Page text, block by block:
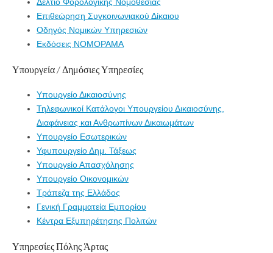
Επιθεώρηση Συγκοινωνιακού Δίκαιου
Οδηγός Νομικών Υπηρεσιών
Εκδόσεις ΝΟΜΟΡΑΜΑ
Υπουργεία / Δημόσιες Υπηρεσίες
Υπουργείο Δικαιοσύνης
Τηλεφωνικοί Κατάλογοι Υπουργείου Δικαιοσύνης,
Διαφάνειας και Ανθρωπίνων Δικαιωμάτων
Υπουργείο Εσωτερικών
Υφυπουργείο Δημ. Τάξεως
Υπουργείο Απασχόλησης
Υπουργείο Οικονομικών
Τράπεζα της Ελλάδος
Γενική Γραμματεία Εμπορίου
Κέντρα Εξυπηρέτησης Πολιτών
Υπηρεσίες Πόλης Άρτας